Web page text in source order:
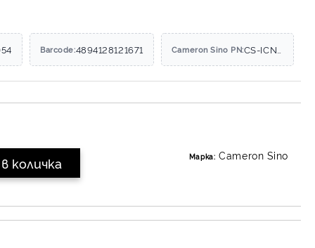
Barcode:4894128121671 Cameron Sino PN:
Марка: Cameron Sino